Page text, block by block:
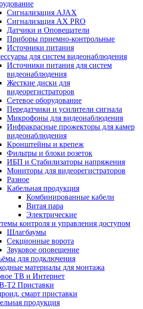
Сигнализация AJAX
Сигнализация AX PRO
Датчики и Оповещатели
Приборы приемно-контрольные
Источники питания
для систем видеонаблюдения
Источники питания для систем
видеонаблюдения
Жесткие диски для
видеорегистраторов
Сетевое оборудование
Передатчики и усилители сигнала
Микрофоны для видеонаблюдения
Инфракрасные прожекторы для камер
видеонаблюдения
Кронштейны и крепеж
Фильтры и блоки розеток
ИБП и Стабилизаторы напряжения
Мониторы для видеорегистраторов
Разное
Кабельная продукция
Комбинированные кабели
Витая пара
Электрические
контроля и управления доступом
Шлагбаумы
Секционные ворота
Звуковое оповещение
для подключения
материалы для монтажа
ТВ и Интернет
Т2 Приставки
смарт приставки
продукция